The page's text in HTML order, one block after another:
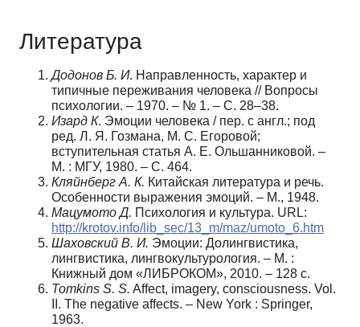
Литература
Додонов Б. И. Направленность, характер и
типичные переживания человека // Вопросы
психологии. – 1970. – № 1. – С. 28–38.
Изард К. Эмоции человека / пер. с англ.; под
ред. Л. Я. Гозмана, М. С. Егоровой;
вступительная статья А. Е. Ольшанниковой. –
М. : МГУ, 1980. – С. 464.
Кляйнберг А. К. Китайская литература и речь.
Особенности выражения эмоций. – М., 1948.
Мацумото Д. Психология и культура. URL:
http://krotov.info/lib_sec/13_m/maz/umoto_6.htm
Шаховский В. И. Эмоции: Долингвистика,
лингвистика, лингвокультурология. – М. :
Книжный дом «ЛИБРОКОМ», 2010. – 128 с.
Tomkins S. S. Affect, imagery, consciousness. Vol.
II. The negative affects. – New York : Springer,
1963.